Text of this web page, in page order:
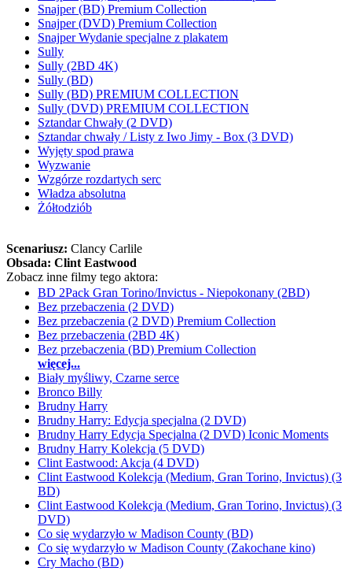
Snajper (BD) Premium Collection
Snajper (DVD) Premium Collection
Snajper Wydanie specjalne z plakatem
Sully
Sully (2BD 4K)
Sully (BD)
Sully (BD) PREMIUM COLLECTION
Sully (DVD) PREMIUM COLLECTION
Sztandar Chwały (2 DVD)
Sztandar chwały / Listy z Iwo Jimy - Box (3 DVD)
Wyjęty spod prawa
Wyzwanie
Wzgórze rozdartych serc
Władza absolutna
Żółtodziób
Scenariusz: Clancy Carlile
Obsada: Clint Eastwood
Zobacz inne filmy tego aktora:
BD 2Pack Gran Torino/Invictus - Niepokonany (2BD)
Bez przebaczenia (2 DVD)
Bez przebaczenia (2 DVD) Premium Collection
Bez przebaczenia (2BD 4K)
Bez przebaczenia (BD) Premium Collection
więcej...
Biały myśliwy, Czarne serce
Bronco Billy
Brudny Harry
Brudny Harry: Edycja specjalna (2 DVD)
Brudny Harry Edycja Specjalna (2 DVD) Iconic Moments
Brudny Harry Kolekcja (5 DVD)
Clint Eastwood: Akcja (4 DVD)
Clint Eastwood Kolekcja (Medium, Gran Torino, Invictus) (3
BD)
Clint Eastwood Kolekcja (Medium, Gran Torino, Invictus) (3
DVD)
Co się wydarzyło w Madison County (BD)
Co się wydarzyło w Madison County (Zakochane kino)
Cry Macho (BD)